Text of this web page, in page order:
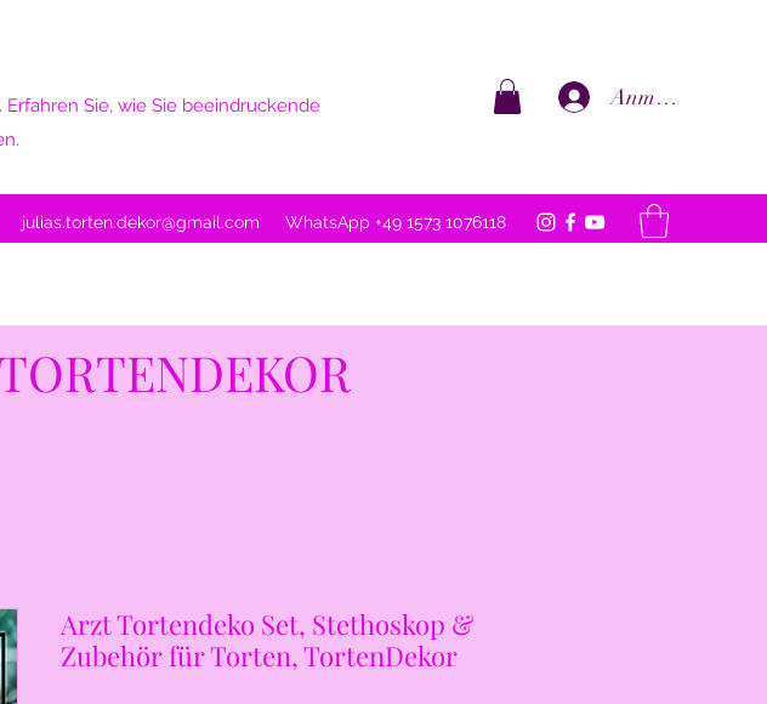
Sie, wie Sie beeindruckende
Anmelden
julias.torten.dekor@gmail.com WhatsApp +49 1573 1076118
Arzt Tortendeko Set, Stethoskop &
Zubehör für Torten, TortenDekor